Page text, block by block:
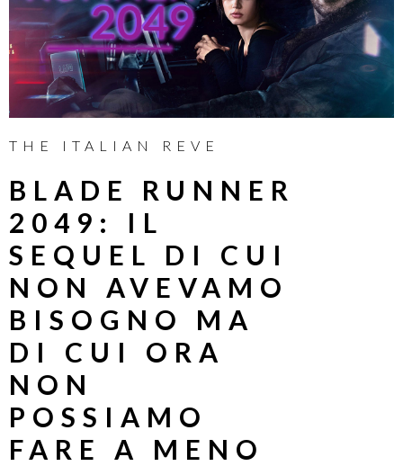
THE ITALIAN REVE
BLADE RUNNER
2049: IL
SEQUEL DI CUI
NON AVEVAMO
BISOGNO MA
DI CUI ORA
NON
POSSIAMO
FARE A MENO